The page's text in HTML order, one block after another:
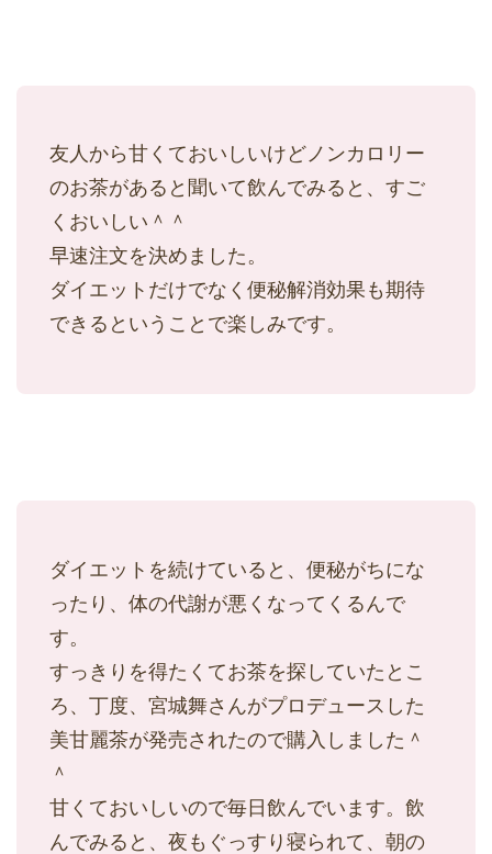
友人から甘くておいしいけどノンカロリー
のお茶があると聞いて飲んでみると、すご
くおいしい＾＾
早速注文を決めました。
ダイエットだけでなく便秘解消効果も期待
できるということで楽しみです。
ダイエットを続けていると、便秘がちにな
ったり、体の代謝が悪くなってくるんで
す。
すっきりを得たくてお茶を探していたとこ
ろ、丁度、宮城舞さんがプロデュースした
美甘麗茶が発売されたので購入しました＾
＾
甘くておいしいので毎日飲んでいます。飲
んでみると、夜もぐっすり寝られて、朝の